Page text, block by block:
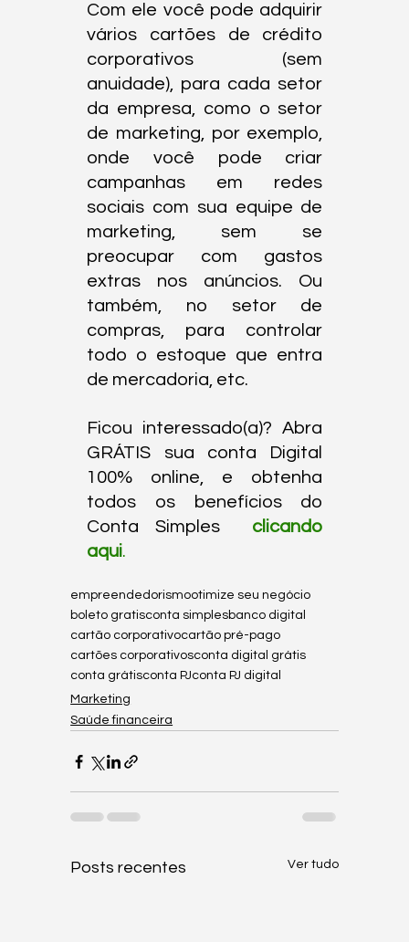
Com ele você pode adquirir
vários cartões de crédito
corporativos (sem
anuidade), para cada setor
da empresa, como o setor
de marketing, por exemplo,
onde você pode criar
campanhas em redes
sociais com sua equipe de
marketing, sem se
preocupar com gastos
extras nos anúncios. Ou
também, no setor de
compras, para controlar
todo o estoque que entra
de mercadoria, etc.
Ficou interessado(a)? Abra
GRÁTIS sua conta Digital
100% online, e obtenha
todos os benefícios do
Conta Simples
clicando
aqui.
empreendedorismootimize seu negócio
boleto gratisconta simplesbanco digital
cartão corporativocartão pré-pago
cartões corporativosconta digital grátis
conta grátisconta PJconta PJ digital
Marketing
Saúde financeira
Posts recentes Ver tudo